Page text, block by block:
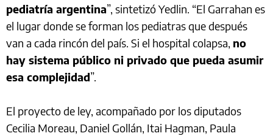
pediatría argentina”, sintetizó Yedlin. “El Garrahan es
el lugar donde se forman los pediatras que después
van a cada rincón del país. Si el hospital colapsa, no
hay sistema público ni privado que pueda asumir
esa complejidad”.
El proyecto de ley, acompañado por los diputados
Cecilia Moreau, Daniel Gollán, Itai Hagman, Paula